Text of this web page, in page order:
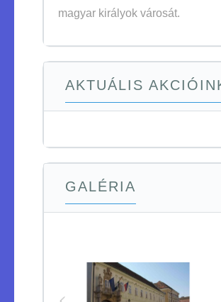
magyar királyok városát.
AKTUÁLIS
GALÉRIA